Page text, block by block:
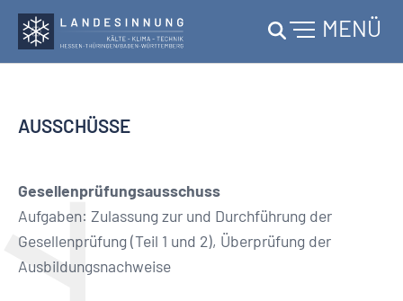
MENÜ
AUSSCHÜSSE
Gesellenprüfungsausschuss
Aufgaben: Zulassung zur und Durchführung der
Gesellenprüfung (Teil 1 und 2), Überprüfung der
Ausbildungsnachweise